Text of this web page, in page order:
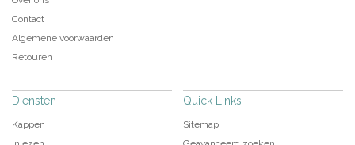
Contact
Algemene voorwaarden
Retouren
Diensten
Kappen
Quick Links
Sitemap